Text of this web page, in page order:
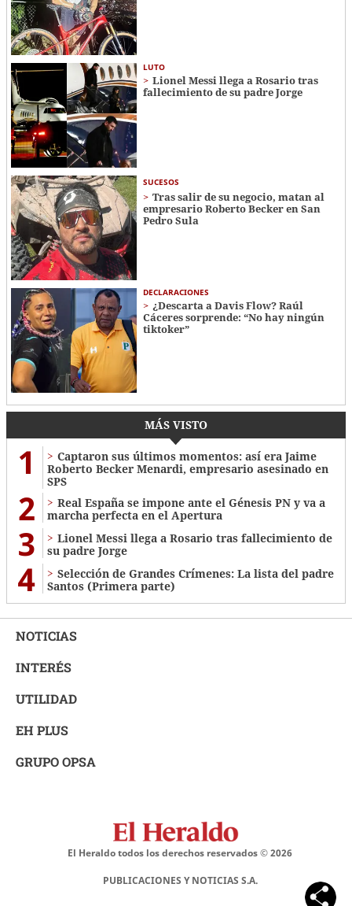
LUTO
Lionel Messi llega a Rosario tras
fallecimiento de su padre Jorge
SUCESOS
Tras salir de su negocio, matan al
empresario Roberto Becker en San
Pedro Sula
DECLARACIONES
¿Descarta a Davis Flow? Raúl
Cáceres sorprende: “No hay ningún
tiktoker”
MÁS VISTO
1
Captaron sus últimos momentos: así era Jaime
Roberto Becker Menardi​​​, empresario asesinado en
SPS
2
Real España se impone ante el Génesis PN y va a
marcha perfecta en el Apertura
3
Lionel Messi llega a Rosario tras fallecimiento de
su padre Jorge
4
Selección de Grandes Crímenes: La lista del padre
Santos (Primera parte)
NOTICIAS
INTERÉS
UTILIDAD
EH PLUS
GRUPO OPSA
El Heraldo todos los derechos reservados ©2026
PUBLICACIONES Y NOTICIAS S.A.